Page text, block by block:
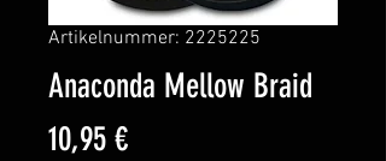
Artikelnummer: 2225225
Anaconda Mellow Braid
10,95 €Preis